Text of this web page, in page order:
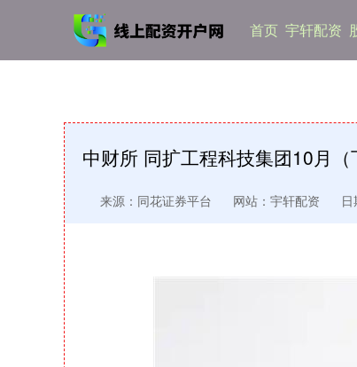
首页 宇轩配资
中财所 同扩工程科技集团10月
来源：同花证券平台 网站：宇轩配资